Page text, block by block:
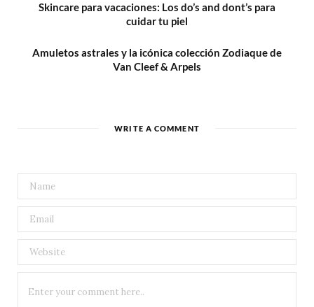
Skincare para vacaciones: Los do’s and dont’s para
cuidar tu piel
Amuletos astrales y la icónica colección Zodiaque de
Van Cleef & Arpels
WRITE A COMMENT